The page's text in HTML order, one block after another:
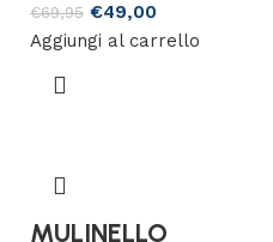
€69,95 €49,00
Aggiungi al carrello
MULINELLO